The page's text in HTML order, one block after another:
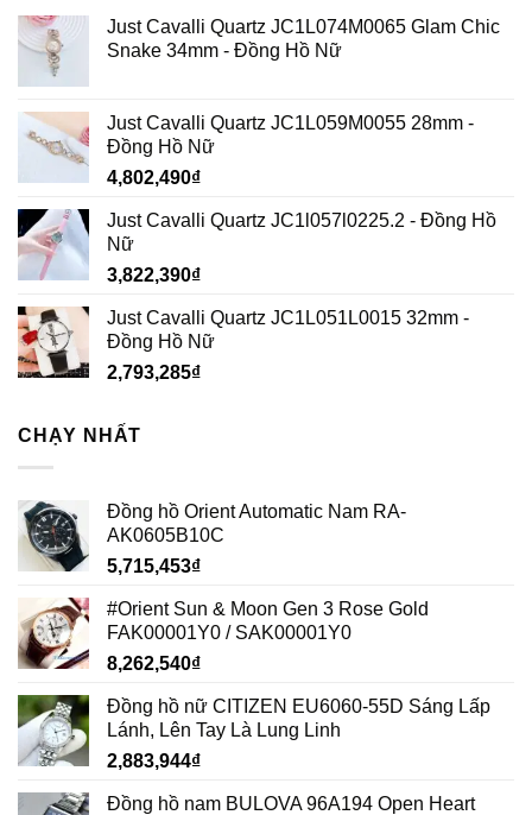
Just Cavalli Quartz JC1L074M0065 Glam Chic
Snake 34mm - Đồng Hồ Nữ
Just Cavalli Quartz JC1L059M0055 28mm -
Đồng Hồ Nữ
4,802,490₫
Just Cavalli Quartz JC1l057l0225.2 - Đồng Hồ
Nữ
3,822,390₫
Just Cavalli Quartz JC1L051L0015 32mm -
Đồng Hồ Nữ
2,793,285₫
CHẠY NHẤT
Đồng hồ Orient Automatic Nam RA-
AK0605B10C
5,715,453₫
#Orient Sun & Moon Gen 3 Rose Gold
FAK00001Y0 / SAK00001Y0
8,262,540₫
Đồng hồ nữ CITIZEN EU6060-55D Sáng Lấp
Lánh, Lên Tay Là Lung Linh
2,883,944₫
Đồng hồ nam BULOVA 96A194 Open Heart